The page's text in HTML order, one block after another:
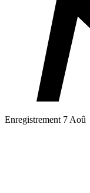
Enregistrement 7 Aoû